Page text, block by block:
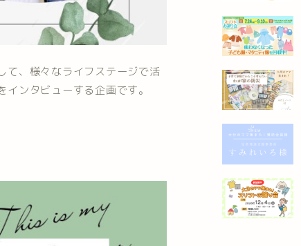
て、様々なライフステージで活
インタビューする企画です。